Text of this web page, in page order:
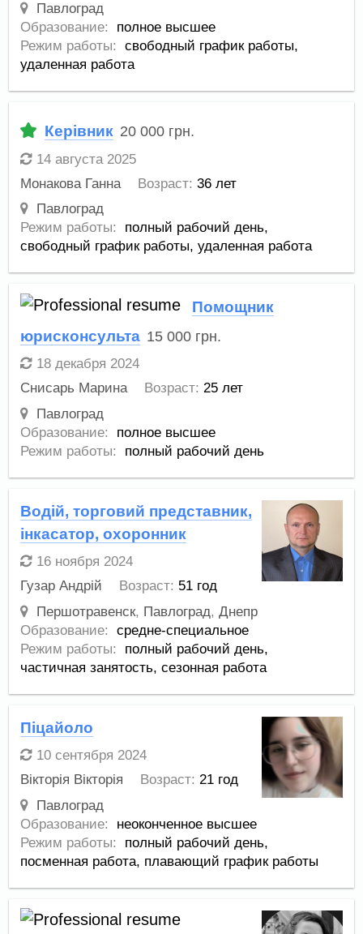
Павлоград
Образование:
полное высшее
Режим работы:
свободный график работы,
удаленная работа
Керівник 20 000 грн.
14 августа 2025
Монакова Ганна
Возраст: 36 лет
Павлоград
Режим работы:
полный рабочий день,
свободный график работы, удаленная работа
Помощник
юрисконсульта 15 000 грн.
18 декабря 2024
Снисарь Марина
Возраст: 25 лет
Павлоград
Образование:
полное высшее
Режим работы:
полный рабочий день
Водій, торговий представник,
інкасатор, охоронник
16 ноября 2024
Гузар Андрій
Возраст: 51 год
Першотравенск, Павлоград,Днепр
Образование:
средне-специальное
Режим работы:
полный рабочий день,
частичная занятость, сезонная работа
Піцайоло
10 сентября 2024
Вікторія Вікторія
Возраст: 21 год
Павлоград
Образование:
неоконченное высшее
Режим работы:
полный рабочий день,
посменная работа, плавающий график работы